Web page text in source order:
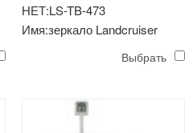
НЕТ:LS-TB-473
Имя:зеркало Landcruiser
Выбрать